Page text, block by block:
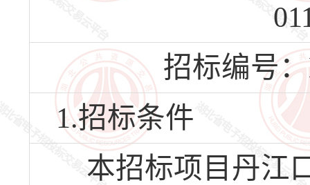
招标编号：
1.招标条件
本招标项目丹江